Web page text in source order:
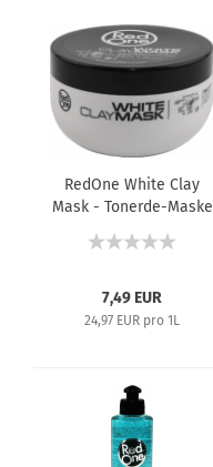
RedOne White Clay
Mask - Tonerde-Maske
7,49 EUR
24,97 EUR pro 1L